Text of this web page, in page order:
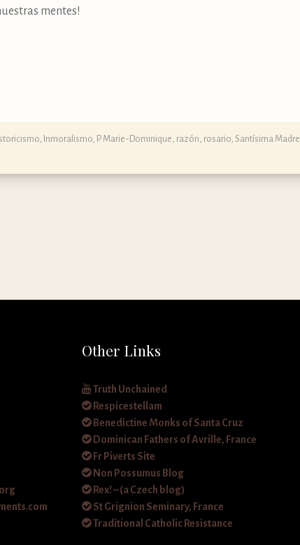
mentes!
Inmoralismo P. Marie-Dominique razón rosario Santísima Madre
Other Links
Truth Unchained
Respicestellam
Benedictine Monks of Santa Cruz
Dominican Fathers of Avrille, France
Fr Piverts Site
Non Possumus Blog
Rex! – (a Czech blog)
St Grignion Seminary, France
Traditional Catholic Resistance